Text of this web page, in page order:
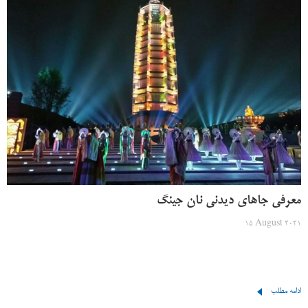
معرفی جاهای دیدنی نان جینگ
15 August 2021
ادامه مطلب